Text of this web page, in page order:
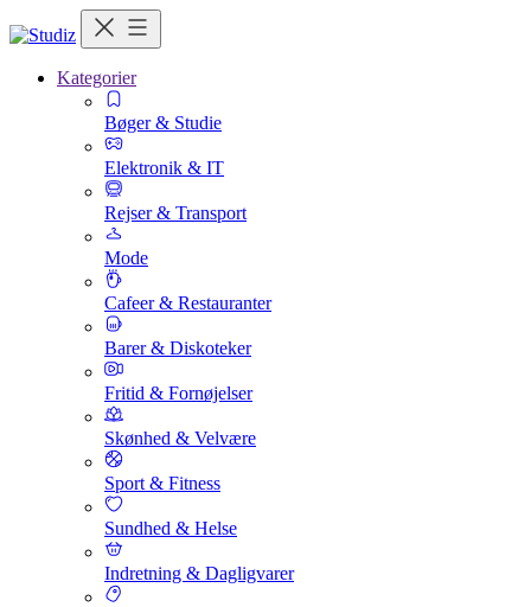
Kategorier
Bøger & Studie
Elektronik & IT
Rejser & Transport
Mode
Cafeer & Restauranter
Barer & Diskoteker
Fritid & Fornøjelser
Skønhed & Velvære
Sport & Fitness
Sundhed & Helse
Indretning & Dagligvarer